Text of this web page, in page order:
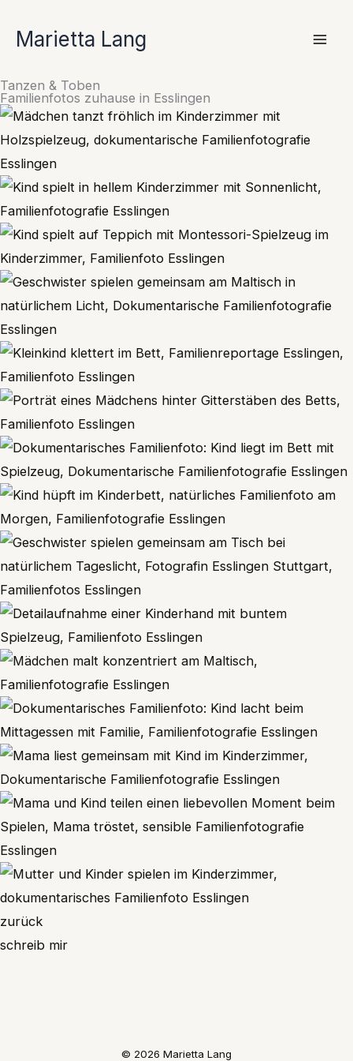
InhaltMarietta Lang
Tanzen & Toben
Familienfotos zuhause in Esslingen
zurück
schreib mir
© 2026 Marietta Lang